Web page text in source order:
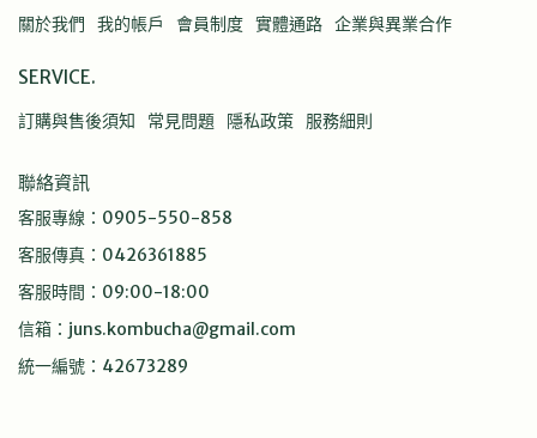
關於我們 我的帳戶 會員制度 實體通路 企業與異業合作
SERVICE.
訂購與售後須知 常見問題 隱私政策 服務細則
聯絡資訊
客服專線：0905-550-858
客服傳真：0426361885
客服時間：09:00-18:00
信箱：juns.kombucha@gmail.com
統一編號：42673289